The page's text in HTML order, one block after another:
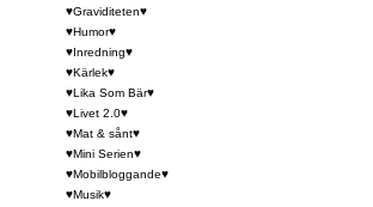
♥Graviditeten♥
♥Humor♥
♥Inredning♥
♥Kärlek♥
♥Lika Som Bär♥
♥Livet 2.0♥
♥Mat & sånt♥
♥Mini Serien♥
♥Mobilbloggande♥
♥Musik♥